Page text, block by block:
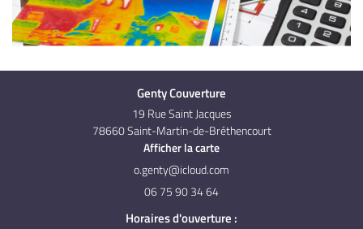
Genty Couverture
19 Rue Saint Jacques
78660 Saint-Martin-de-Bréthencourt
Afficher la carte
06 75 90 34 64
Horaires d'ouverture :